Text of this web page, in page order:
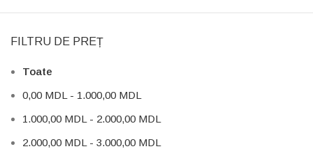
FILTRU DE PREȚ
Toate
0,00 MDL - 1.000,00 MDL
1.000,00 MDL - 2.000,00 MDL
2.000,00 MDL - 3.000,00 MDL